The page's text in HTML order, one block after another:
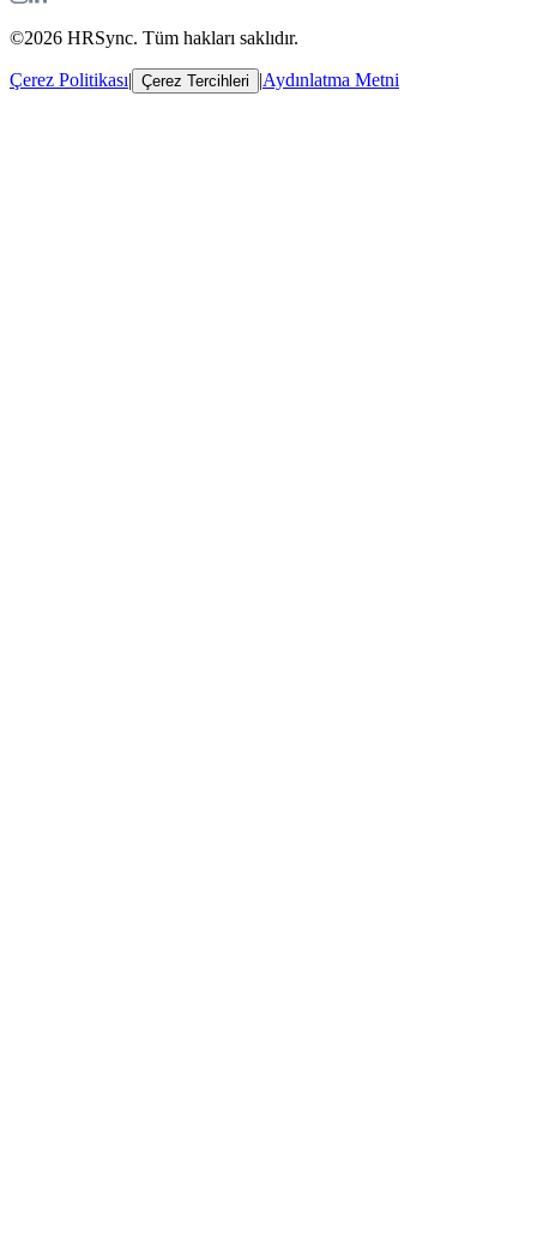
©2026 HRSync. Tüm hakları saklıdır.
Çerez Politikası| Çerez Tercihleri |Aydınlatma Metni